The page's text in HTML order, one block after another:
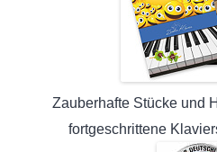
Zauberhafte Stücke und
fortgeschrittene